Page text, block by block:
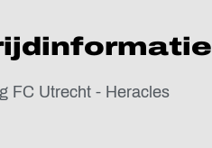
FC Utrecht - Heracles